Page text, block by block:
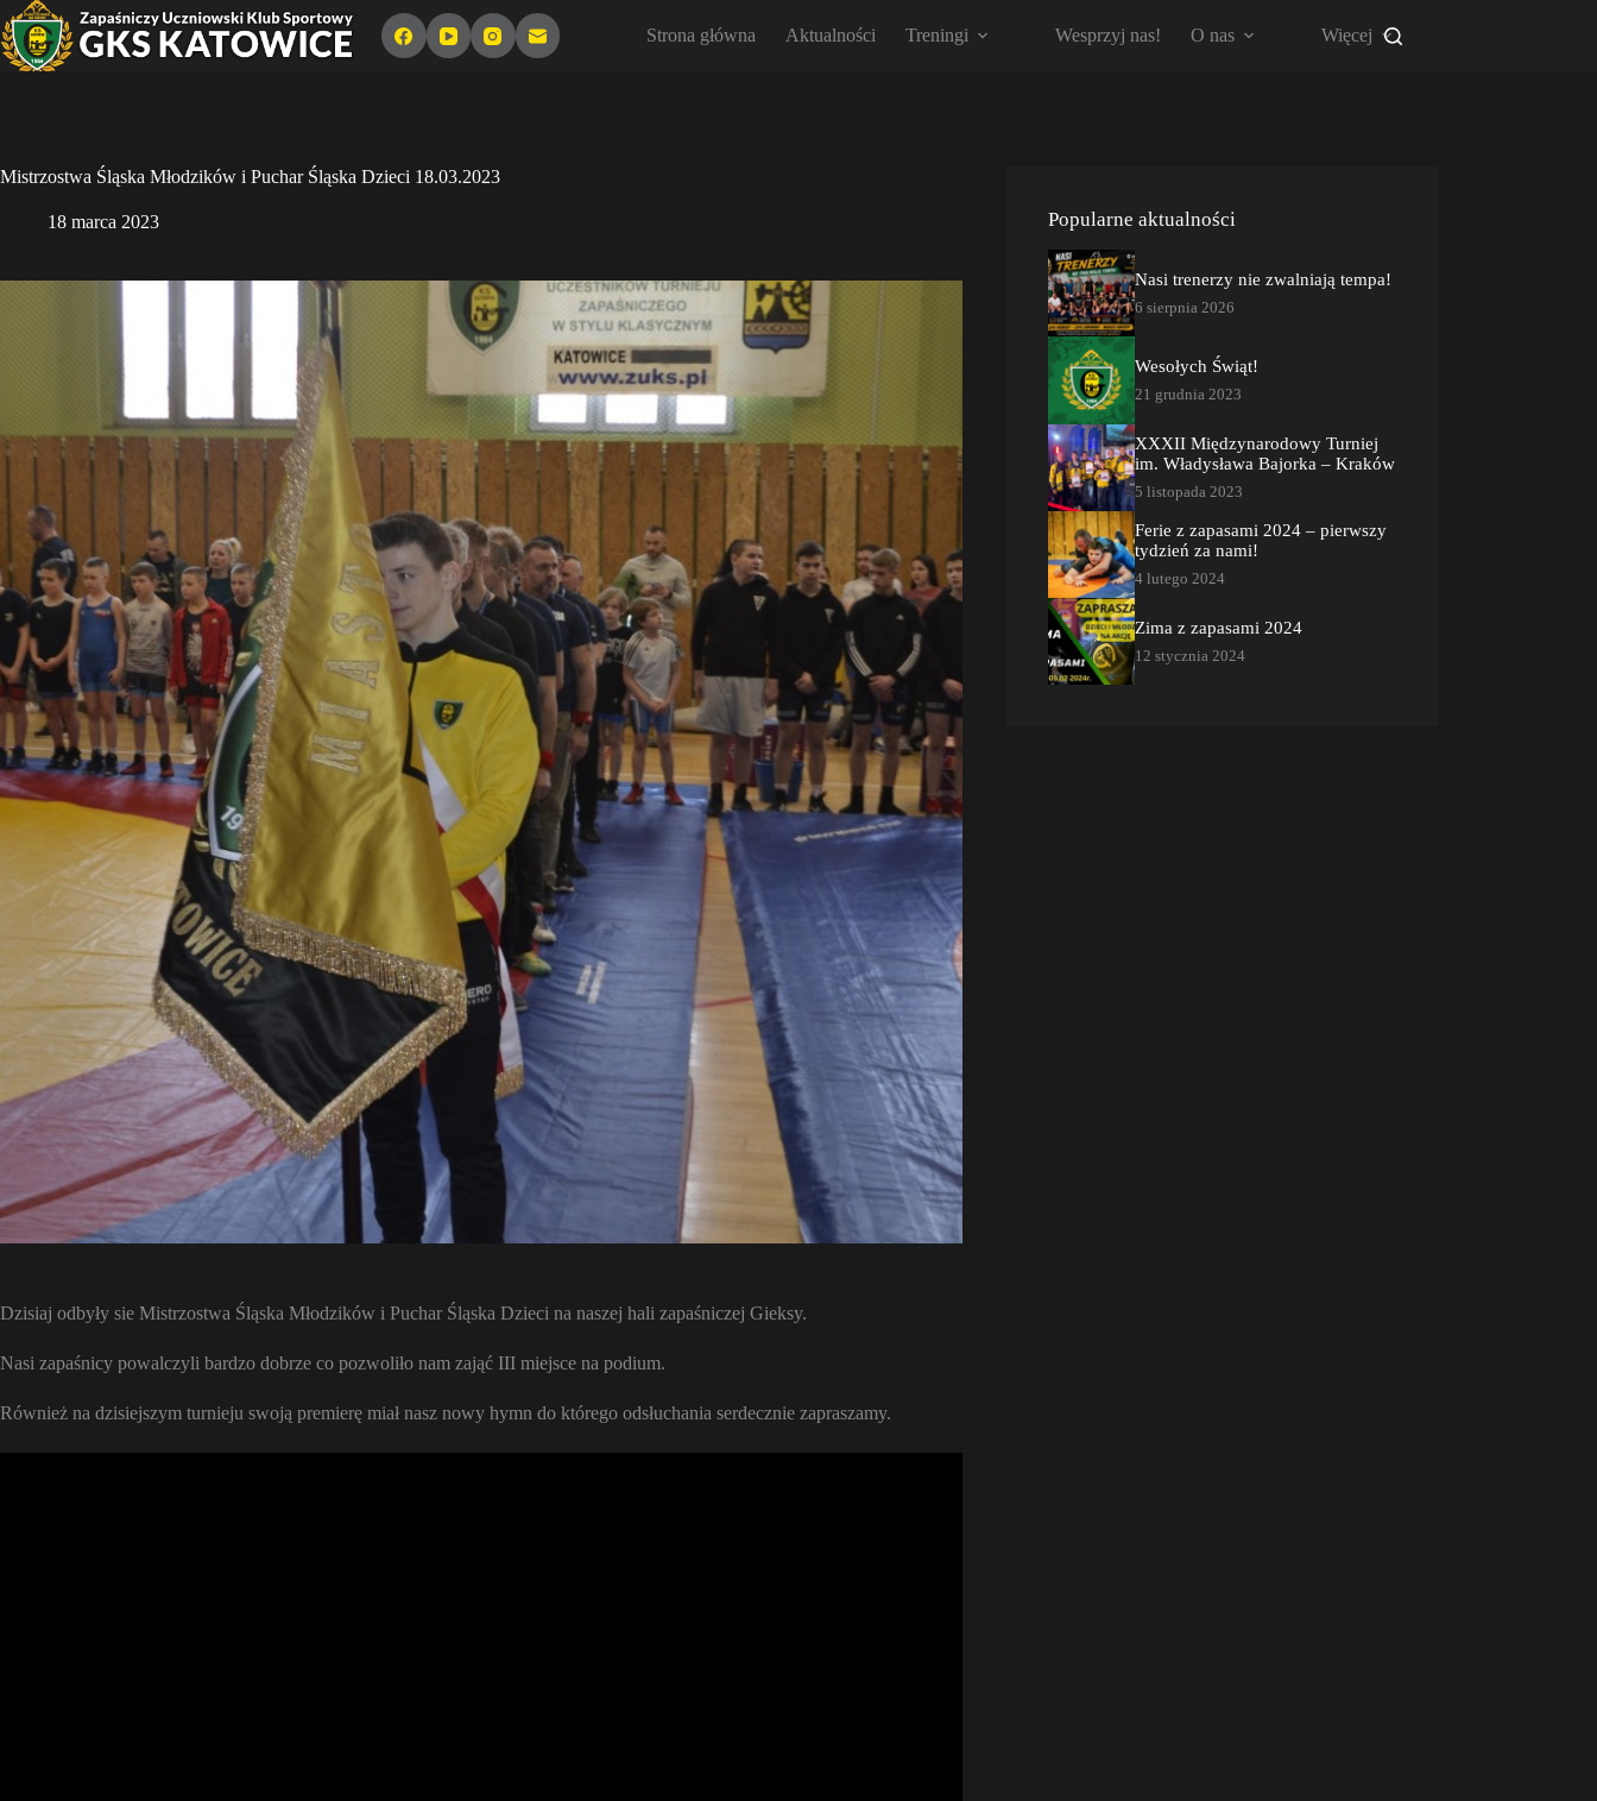
Przejdź
do
treści
Strona główna Aktualności Treningi Wesprzyj nas! O nas Więcej
Mistrzostwa Śląska Młodzików i Puchar Śląska Dzieci 18.03.2023
18 marca 2023
Dzisiaj odbyły sie Mistrzostwa Śląska Młodzików i Puchar Śląska Dzieci na naszej hali zapaśniczej Gieksy.
Nasi zapaśnicy powalczyli bardzo dobrze co pozwoliło nam zająć III miejsce na podium.
Również na dzisiejszym turnieju swoją premierę miał nasz nowy hymn do którego odsłuchania serdecznie zapraszamy.
Popularne aktualności
Nasi trenerzy nie zwalniają tempa!
6 sierpnia 2026
Wesołych Świąt!
21 grudnia 2023
XXXII Międzynarodowy Turniej
im. Władysława Bajorka – Kraków
5 listopada 2023
Ferie z zapasami 2024 – pierwszy
tydzień za nami!
4 lutego 2024
Zima z zapasami 2024
12 stycznia 2024